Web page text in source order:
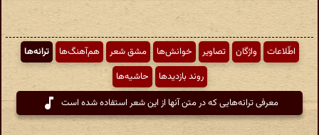
اطّلاعات واژگان تصاویر خوانش‌ها مشق شعر هم‌آهنگ‌ها
ترانه‌ها
روند بازدیدها
حاشیه‌ها
معرفی ترانه‌هایی که در متن آنها از این شعر استفاده شده است